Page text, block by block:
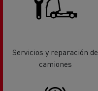
Servicios y reparación de
camiones